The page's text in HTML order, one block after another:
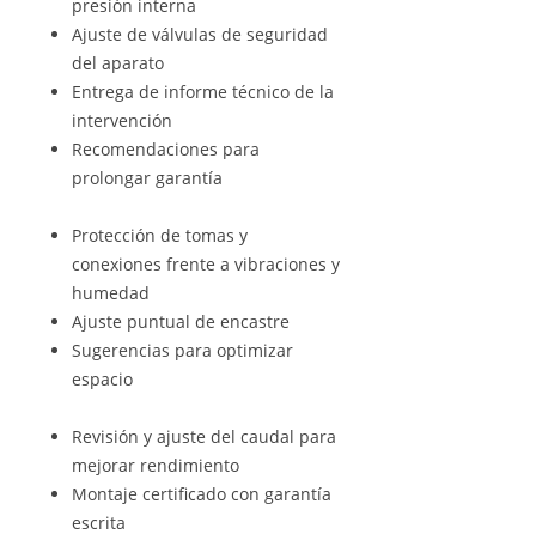
presión interna
Ajuste de válvulas de seguridad
del aparato
Entrega de informe técnico de la
intervención
Recomendaciones para
prolongar garantía
Protección de tomas y
conexiones frente a vibraciones y
humedad
Ajuste puntual de encastre
Sugerencias para optimizar
espacio
Revisión y ajuste del caudal para
mejorar rendimiento
Montaje certificado con garantía
escrita